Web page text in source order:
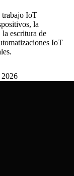
trabajo IoT
la
escritura de
IoT